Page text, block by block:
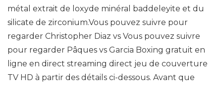
métal extrait de loxyde minéral baddeleyite et du
silicate de zirconium.Vous pouvez suivre pour
regarder Christopher Diaz vs Vous pouvez suivre
pour regarder Pâques vs Garcia Boxing gratuit en
ligne en direct streaming direct jeu de couverture
TV HD à partir des détails ci-dessous. Avant que